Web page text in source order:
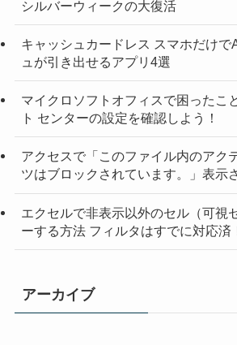
シルバーウィークの大復活
キャッシュカードレス スマホだけで
ュが引き出せるアプリ4選
マイクロソフトオフィスで困ったこ
ト センターの設定を確認しよう！
アクセスで「このファイル内のアク
ツはブロックされています。」表示
エクセルで非表示以外のセル（可視
ーする方法 フィルタはすでに対応済
アーカイブ